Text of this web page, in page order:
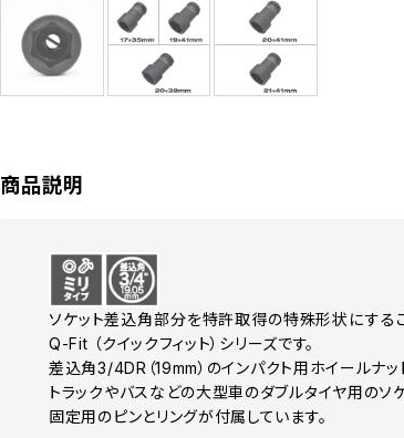
商品説明
ソケット差込角部分を特許取得の特殊形状にする
Q-Fit （クイックフィット）シリーズです。
差込角3/4DR（19mm）のインパクト用ホイールナッ
トラックやバスなどの大型車のダブルタイヤ用のソ
固定用のピンとリングが付属しています。